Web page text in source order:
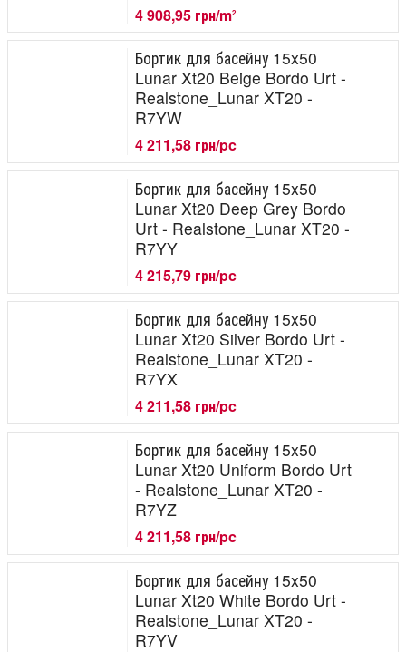
4 908,95 грн/m2
Бортик для басейну 15x50
Lunar Xt20 Beige Bordo Urt -
Realstone_Lunar XT20 -
R7YW
4 211,58 грн/pc
Бортик для басейну 15x50
Lunar Xt20 Deep Grey Bordo
Urt - Realstone_Lunar XT20 -
R7YY
4 215,79 грн/pc
Бортик для басейну 15x50
Lunar Xt20 Silver Bordo Urt -
Realstone_Lunar XT20 -
R7YX
4 211,58 грн/pc
Бортик для басейну 15x50
Lunar Xt20 Uniform Bordo Urt
- Realstone_Lunar XT20 -
R7YZ
4 211,58 грн/pc
Бортик для басейну 15x50
Lunar Xt20 White Bordo Urt -
Realstone_Lunar XT20 -
R7YV